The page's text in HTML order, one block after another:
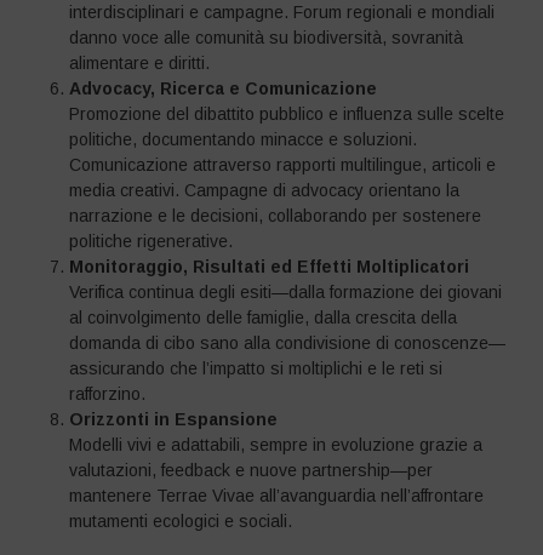
interdisciplinari e campagne. Forum regionali e mondiali
danno voce alle comunità su biodiversità, sovranità
alimentare e diritti.
Advocacy, Ricerca e Comunicazione
Promozione del dibattito pubblico e influenza sulle scelte
politiche, documentando minacce e soluzioni.
Comunicazione attraverso rapporti multilingue, articoli e
media creativi. Campagne di advocacy orientano la
narrazione e le decisioni, collaborando per sostenere
politiche rigenerative.
Monitoraggio, Risultati ed Effetti Moltiplicatori
Verifica continua degli esiti—dalla formazione dei giovani
al coinvolgimento delle famiglie, dalla crescita della
domanda di cibo sano alla condivisione di conoscenze—
assicurando che l’impatto si moltiplichi e le reti si
rafforzino.
Orizzonti in Espansione
Modelli vivi e adattabili, sempre in evoluzione grazie a
valutazioni, feedback e nuove partnership—per
mantenere Terrae Vivae all’avanguardia nell’affrontare
mutamenti ecologici e sociali.